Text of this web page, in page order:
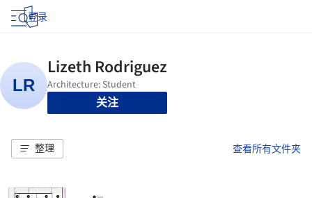
登录
关注
整理 查看所有文件夹